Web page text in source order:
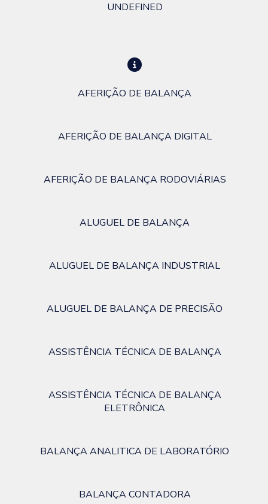
UNDEFINED
AFERIÇÃO DE BALANÇA
AFERIÇÃO DE BALANÇA DIGITAL
AFERIÇÃO DE BALANÇA RODOVIÁRIAS
ALUGUEL DE BALANÇA
ALUGUEL DE BALANÇA INDUSTRIAL
ALUGUEL DE BALANÇA DE PRECISÃO
ASSISTÊNCIA TÉCNICA DE BALANÇA
ASSISTÊNCIA TÉCNICA DE BALANÇA
ELETRÔNICA
BALANÇA ANALITICA DE LABORATÓRIO
BALANÇA CONTADORA